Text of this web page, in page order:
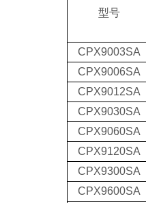
型号
CPX9003SA
CPX9006SA
CPX9012SA
CPX9030SA
CPX9060SA
CPX9120SA
CPX9300SA
CPX9600SA